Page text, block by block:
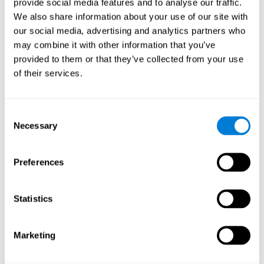
provide social media features and to analyse our traffic.
We also share information about your use of our site with
our social media, advertising and analytics partners who
may combine it with other information that you’ve
provided to them or that they’ve collected from your use
of their services.
Selection
Necessary
Preferences
Statistics
Marketing
Durch wiederholtes Spielen und das konsequente Training mit
Spielen wie "Musikalische Paare" von CogniFit werden spezifische
neuronale Aktivierungsmuster stimuliert, die den neuronalen
Schaltkreisen helfen, sich neu zu organisieren und geschwächte
oder beschädigte kognitive Funktionen wiederherzustellen.
Die regelmäßige Stimulierung unserer Fähigkeiten kann dazu
beitragen, neue Synapsen zu bilden, die neuronalen Schaltkreise